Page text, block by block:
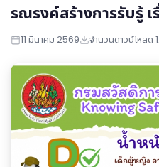
รณรงค์สร้างการรับรู้
11 มีนาคม 2569 จำนวนดาวน์โหลด